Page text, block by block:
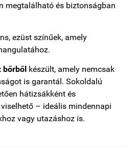
megtalálható és biztonságban
ezüst színűek, amely
bőrből készült, amely nemcsak
is garantál. Sokoldalú
hátizsákként és
– ideális mindennapi
vagy utazáshoz is.